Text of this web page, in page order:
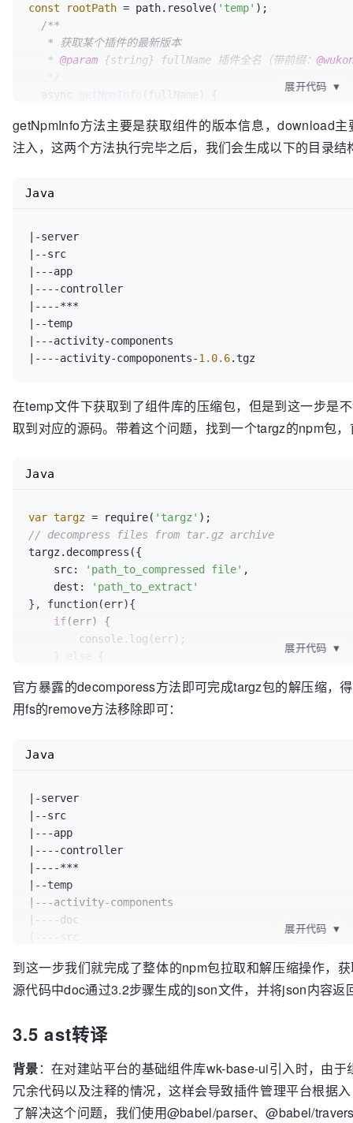
align=\"center\">/wukongcfg/config/activity/
</td>\n<td align=\"center\">否</td>\n</
align=\"center\">-</td>\n<td
align=\"center\">/wukongcfg/config/activity/
</td>\n<td align=\"center\">否</td>\n</tr>\n</
"path": "doc/web-components/WinnerList/
"cname": "中奖列表"
const rootPath = path.resolve( 'temp' );
/**
   *
@param {string} fullName 插件全名（带前缀：
(fullName)
// 远程获取@wukong/activity-components的最新版本
const npmInfo = await this
throw
    }
return
  }
/**
   * 远程下载npm包
   *
@param {string} name 插件名（不带前缀：activity-
@param {string} tgzName `${name}-
async download(name,tgzName,tgzPath){
const pkgName = `@wukong/${name}`;
Error (`download ${tgzName}加载失败
    }
// 确定文件夹是否存在
// 清空文件夹
    fse.emptyDirSync(pathname);
    await
new
stream =
      stream.write(response.data, (err) => {
      });
    });
展开代码 ▼
getNpmInfo方法主要是获取组件的版本信息，download
注入，这两个方法执行完毕之后，我们会生成以下的目录结
|-server
|--src
|---app
|----controller
|----***
|--temp
|---activity-components
|----activity-compoponents-1.0.6
Java
在temp文件下获取到了组件库的压缩包，但是到这一步是
取到对应的源码。带着这个问题，找到一个targz的npm包
var targz = require( 'targz'
// decompress files from tar.gz archive
targz.decompress({
    src:
'path_to_compressed file' ,
    dest:
'path_to_extract'
}, function(err){
if(err) {
    }
else
    }
Java
展开代码 ▼
官方暴露的decomporess方法即可完成targz包的解压缩，
用fs的remove方法移除即可：
|-server
|--src
|---app
|----controller
|----***
|--temp
|---activity-components
|----doc
Java
展开代码 ▼
到这一步我们就完成了整体的npm包拉取和解压缩操作，
源代码中doc通过3.2步骤生成的json文件，并将json内容返
3.5 ast转译
背景：在对建站平台的基础组件库wk-base-ui引入时，由
冗余代码以及注释的情况，这样会导致插件管理平台根据
了解决这个问题，我们使用@babel/parser、@babel/